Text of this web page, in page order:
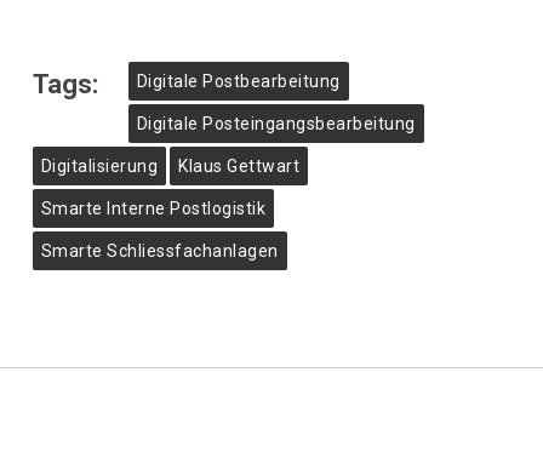
Tags: Digitale Postbearbeitung
Digitale Posteingangsbearbeitung
Digitalisierung Klaus Gettwart
Smarte Interne Postlogistik
Smarte Schliessfachanlagen